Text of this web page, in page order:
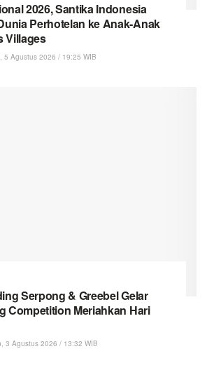
2026, Santika Indonesia
Perhotelan ke Anak-Anak
Villages
5 Agustus 2026 / 19:25 WIB
Serpong & Greebel Gelar
Competition Meriahkan Hari
3 Agustus 2026 / 13:32 WIB